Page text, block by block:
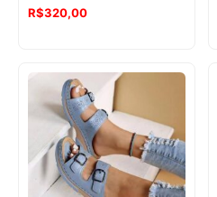
R$320,00